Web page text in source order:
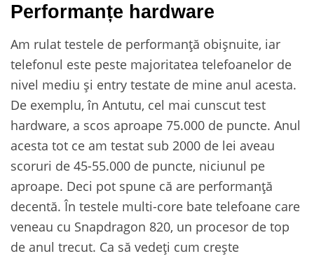
Performanțe hardware
Am rulat testele de performanță obișnuite, iar
telefonul este peste majoritatea telefoanelor de
nivel mediu și entry testate de mine anul acesta.
De exemplu, în Antutu, cel mai cunscut test
hardware, a scos aproape 75.000 de puncte. Anul
acesta tot ce am testat sub 2000 de lei aveau
scoruri de 45-55.000 de puncte, niciunul pe
aproape. Deci pot spune că are performanță
decentă. În testele multi-core bate telefoane care
veneau cu Snapdragon 820, un procesor de top
de anul trecut. Ca să vedeți cum crește